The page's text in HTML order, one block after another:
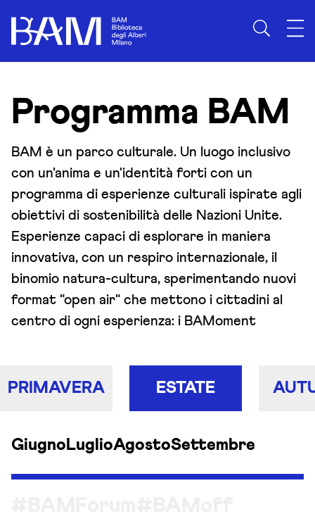
Programma BAM
BAM è un parco culturale. Un luogo inclusivo
con un'anima e un'identità forti con un
programma di esperienze culturali ispirate agli
obiettivi di sostenibilità delle Nazioni Unite.
Esperienze capaci di esplorare in maniera
innovativa, con un respiro internazionale, il
binomio natura-cultura, sperimentando nuovi
format "open air" che mettono i cittadini al
centro di ogni esperienza: i BAMoment
PRIMAVERA ESTATE
Giugno LuglioAgostoSettembre